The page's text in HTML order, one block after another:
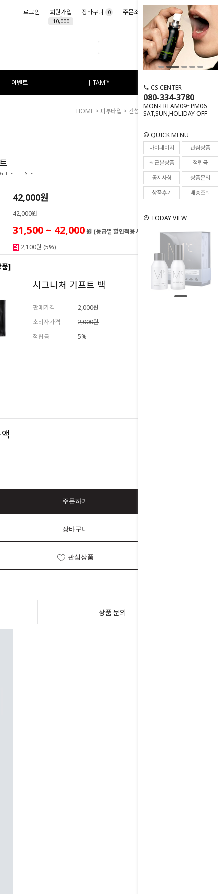
로그인 회원가입
10,000
장바구니 0 주문조회 마이페이지
이벤트 J-TAM™
CS CENTER
080-334-3780
MON-FRI AM09~PM06
SAT,SUN,HOLIDAY OFF
QUICK MENU
마이페이지
관심상품
최근본상품
적립금
공지사항
상품문의
상품후기
배송조회
TODAY VIEW
HOME >피부타입 > 건성 피부> 릴리프 세트
71
SET
42,000원
42,000원
31,500 ~ 42,000원 (등급별 할인적용시)
2,100원 (5%)
품]
시그니처 기프트 백
판매가격
2,000원
소비자가격
2,000원
적립금
5%
주문하기
장바구니
관심상품
상품 문의